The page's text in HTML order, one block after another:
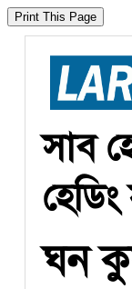
সাব
ঘন